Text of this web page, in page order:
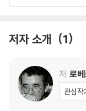
말하려 하였다.
작가는 80년이란 시간
세기 유럽 역사에서
고 있다. 보리스 안스
죄와 제2차 세계 대전
저자 소개 1
저 로
관심작